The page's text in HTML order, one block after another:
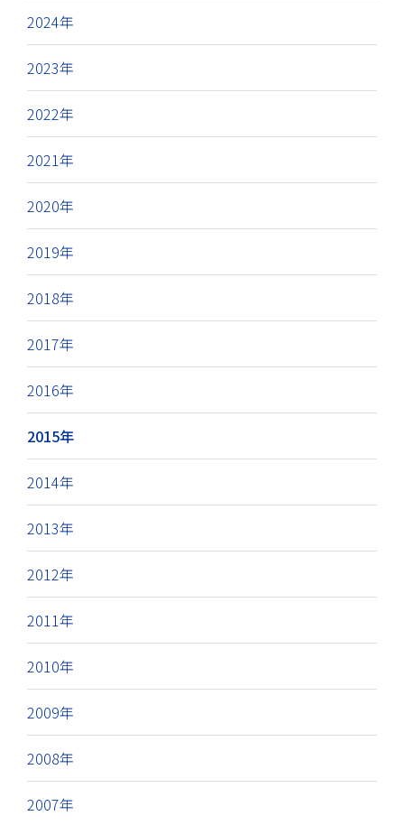
2024年
2023年
2022年
2021年
2020年
2019年
2018年
2017年
2016年
2015年
2014年
2013年
2012年
2011年
2010年
2009年
2008年
2007年